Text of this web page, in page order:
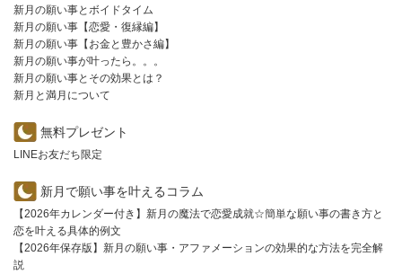
新月の願い事とボイドタイム
新月の願い事【恋愛・復縁編】
新月の願い事【お金と豊かさ編】
新月の願い事が叶ったら。。。
新月の願い事とその効果とは？
新月と満月について
無料プレゼント
LINEお友だち限定
新月で願い事を叶えるコラム
【2026年カレンダー付き】新月の魔法で恋愛成就☆簡単な願い事の書き方と
恋を叶える具体的例文
【2026年保存版】新月の願い事・アファメーションの効果的な方法を完全解
説